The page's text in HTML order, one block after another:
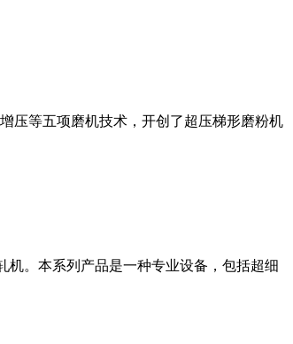
压等五项磨机技术，开创了超压梯形磨粉机
机。本系列产品是一种专业设备，包括超细